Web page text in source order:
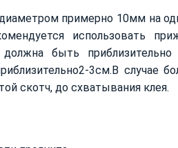
примерно 10мм на
использовать
быть
3см.В случае
скотч, до схватывания клея.